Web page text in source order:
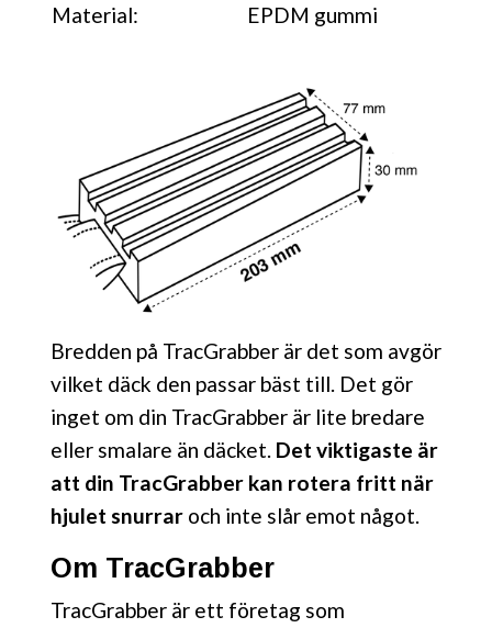
Material:
EPDM gummi
Bredden på TracGrabber är det som avgör
vilket däck den passar bäst till. Det gör
inget om din TracGrabber är lite bredare
eller smalare än däcket. Det viktigaste är
att din TracGrabber kan rotera fritt när
hjulet snurrar och inte slår emot något.
Om TracGrabber
TracGrabber är ett företag som